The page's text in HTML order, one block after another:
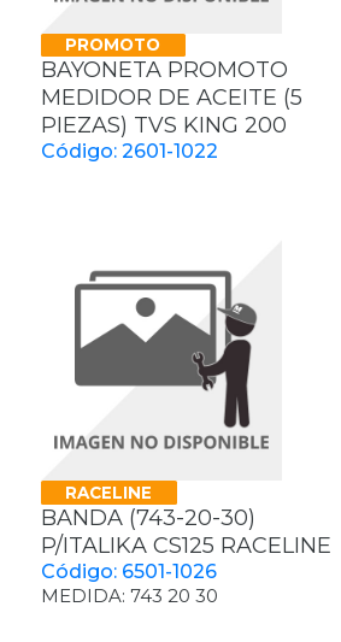
PROMOTO
BAYONETA PROMOTO
MEDIDOR DE ACEITE (5
PIEZAS) TVS KING 200
Código: 2601-1022
RACELINE
BANDA (743-20-30)
P/ITALIKA CS125 RACELINE
Código: 6501-1026
MEDIDA: 743 20 30